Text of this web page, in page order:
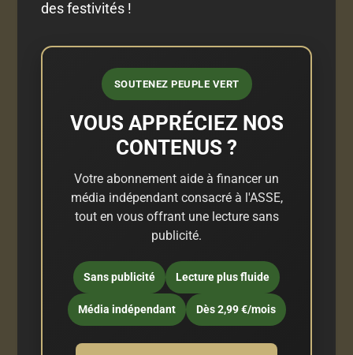
des festivités !
SOUTENEZ PEUPLE VERT
VOUS APPRÉCIEZ NOS
CONTENUS ?
Votre abonnement aide à financer un
média indépendant consacré à l'ASSE,
tout en vous offrant une lecture sans
publicité.
Sans publicité Lecture plus fluide
Média indépendant Dès 2,99 €/mois